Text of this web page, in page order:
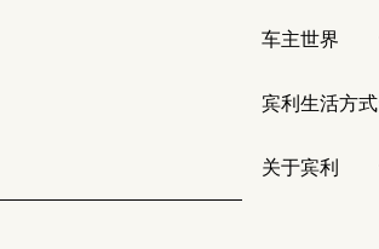
车主世界
宾利生活方式
关于宾利